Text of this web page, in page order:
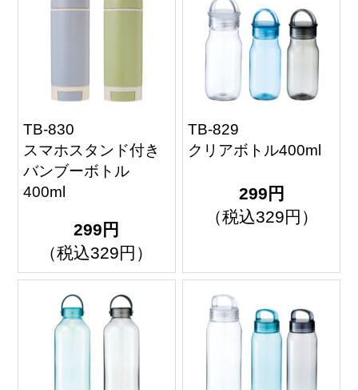
TB-830
スマホスタンド付き
バンブーボトル
400ml
299円
（税込329円）
TB-829
クリアボトル400ml
299円
（税込329円）